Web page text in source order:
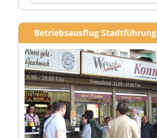
Betriebsausflug